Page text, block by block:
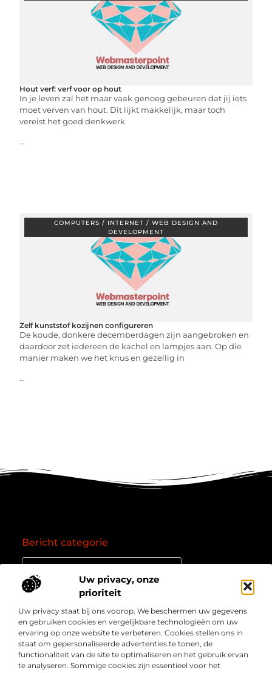
Uw privacy, onze
prioriteit
Uw privacy staat bij ons voorop. We beschermen uw gegevens
en gebruiken cookies en vergelijkbare technologieën om uw
ervaring op onze website te verbeteren. Cookies stellen ons in
staat om gepersonaliseerde advertenties te tonen, de
functionaliteit van de site te optimaliseren en het gebruik ervan
te analyseren. Sommige cookies zijn essentieel voor het
Hout verf: verf voor op hout
In je leven zal het maar vaak genoeg gebeuren dat jij iets
moet verven van hout. Dit lijkt makkelijk, maar toch
vereist het goed denkwerk
...
COMPUTERS / INTERNET / WEB DESIGN AND
DEVELOPMENT
Zelf kunststof kozijnen configureren
De koude, donkere decemberdagen zijn aangebroken en
daardoor zet iedereen de kachel en lampjes aan. Op die
manier maken we het knus en gezellig in
...
Over
Bedrijf
” Jouw bron voor kennis, inzichten en inspiratie “
Laat je meenemen in diepgaande content, slimme tips
en waardevolle inzichten die je blik verruimen. Welkom
Onze informatie
Bericht categorie